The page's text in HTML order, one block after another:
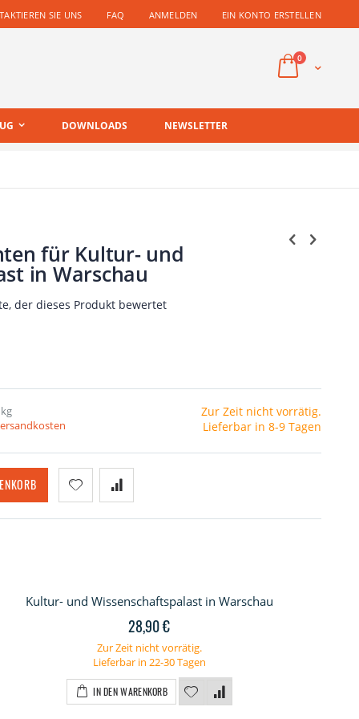
SIE UNS FAQ ANMELDEN EIN KONTO ERSTELLEN
Cart
0Artikel
DOWNLOADS NEWSLETTER
für Kultur- und
in Warschau
der dieses Produkt bewertet
Zur Zeit nicht vorrätig.
Lieferbar in 8-9 Tagen
Kultur- und Wissenschaftspalast in Warschau
28,90 €
Zur Zeit nicht vorrätig.
Lieferbar in 22-30 Tagen
IN DEN WARENKORB